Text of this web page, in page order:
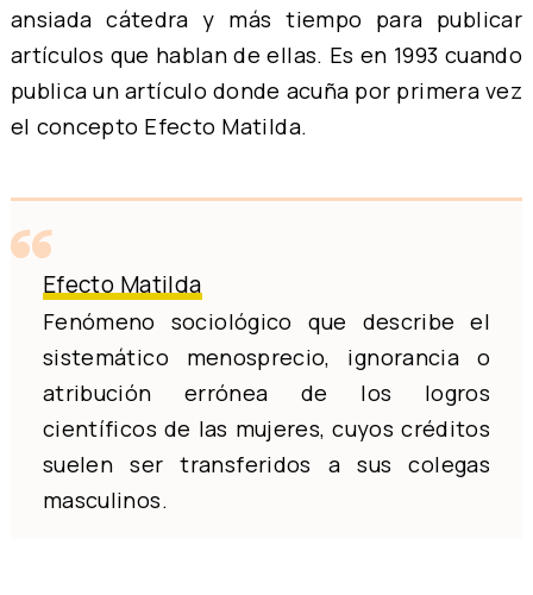
ansiada cátedra y más tiempo para publicar
artículos que hablan de ellas. Es en 1993 cuando
publica un artículo donde acuña por primera vez
el concepto Efecto Matilda.
Efecto Matilda
Fenómeno sociológico que describe el
sistemático menosprecio, ignorancia o
atribución errónea de los logros
científicos de las mujeres, cuyos créditos
suelen ser transferidos a sus colegas
masculinos.